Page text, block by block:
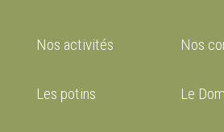
Nos activités Nos
Les potins Le